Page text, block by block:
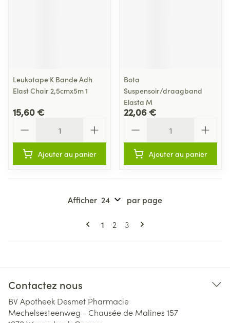
Leukotape K Bande Adh
Elast Chair 2,5cmx5m 1
15,60 €
Ajouter au panier
Bota
Suspensoir/draagband
Elasta M
22,06 €
Ajouter au panier
Pages
Vous lisez actuellement la page
1 Page
2 Page
3
Afficher par page
Contactez nous
BV Apotheek Desmet Pharmacie
Mechelsesteenweg - Chausée de Malines 157